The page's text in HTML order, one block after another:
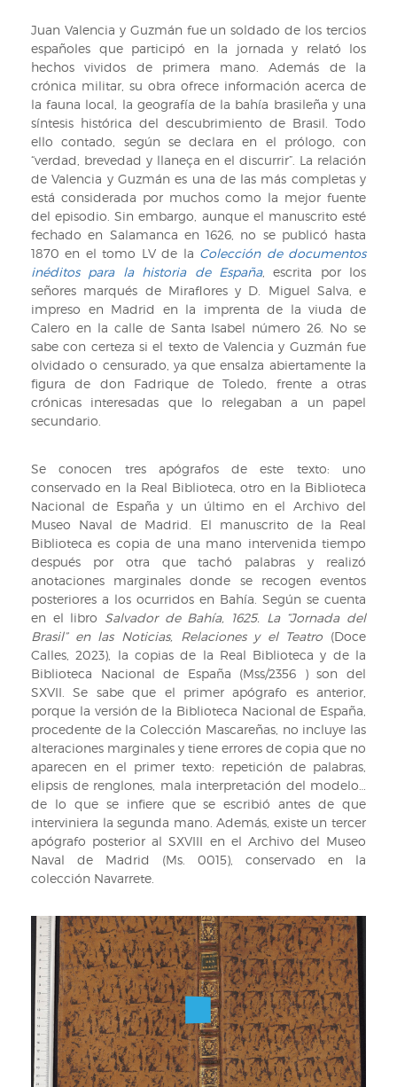
Juan Valencia y Guzmán fue un soldado de los tercios
españoles que participó en la jornada y relató los
hechos vividos de primera mano. Además de la
crónica militar, su obra ofrece información acerca de
la fauna local, la geografía de la bahía brasileña y una
síntesis histórica del descubrimiento de Brasil. Todo
ello contado, según se declara en el prólogo, con
“verdad, brevedad y llaneça en el discurrir”. La relación
de Valencia y Guzmán es una de las más completas y
está considerada por muchos como la mejor fuente
del episodio. Sin embargo, aunque el manuscrito esté
fechado en Salamanca en 1626, no se publicó hasta
1870 en el tomo LV de la Colección de documentos
inéditos para la historia de España, escrita por los
señores marqués de Miraflores y D. Miguel Salva, e
impreso en Madrid en la imprenta de la viuda de
Calero en la calle de Santa Isabel número 26. No se
sabe con certeza si el texto de Valencia y Guzmán fue
olvidado o censurado, ya que ensalza abiertamente la
figura de don Fadrique de Toledo, frente a otras
crónicas interesadas que lo relegaban a un papel
secundario.
Se conocen tres apógrafos de este texto: uno
conservado en la Real Biblioteca, otro en la Biblioteca
Nacional de España y un último en el Archivo del
Museo Naval de Madrid. El manuscrito de la Real
Biblioteca es copia de una mano intervenida tiempo
después por otra que tachó palabras y realizó
anotaciones marginales donde se recogen eventos
posteriores a los ocurridos en Bahía. Según se cuenta
en el libro Salvador de Bahía, 1625. La “Jornada del
Brasil” en las Noticias, Relaciones y el Teatro (Doce
Calles, 2023), la copias de la Real Biblioteca y de la
Biblioteca Nacional de España (Mss/2356 ) son del
SXVII. Se sabe que el primer apógrafo es anterior,
porque la versión de la Biblioteca Nacional de España,
procedente de la Colección Mascareñas, no incluye las
alteraciones marginales y tiene errores de copia que no
aparecen en el primer texto: repetición de palabras,
elipsis de renglones, mala interpretación del modelo…
de lo que se infiere que se escribió antes de que
interviniera la segunda mano. Además, existe un tercer
apógrafo posterior al SXVIII en el Archivo del Museo
Naval de Madrid (Ms. 0015), conservado en la
colección Navarrete.